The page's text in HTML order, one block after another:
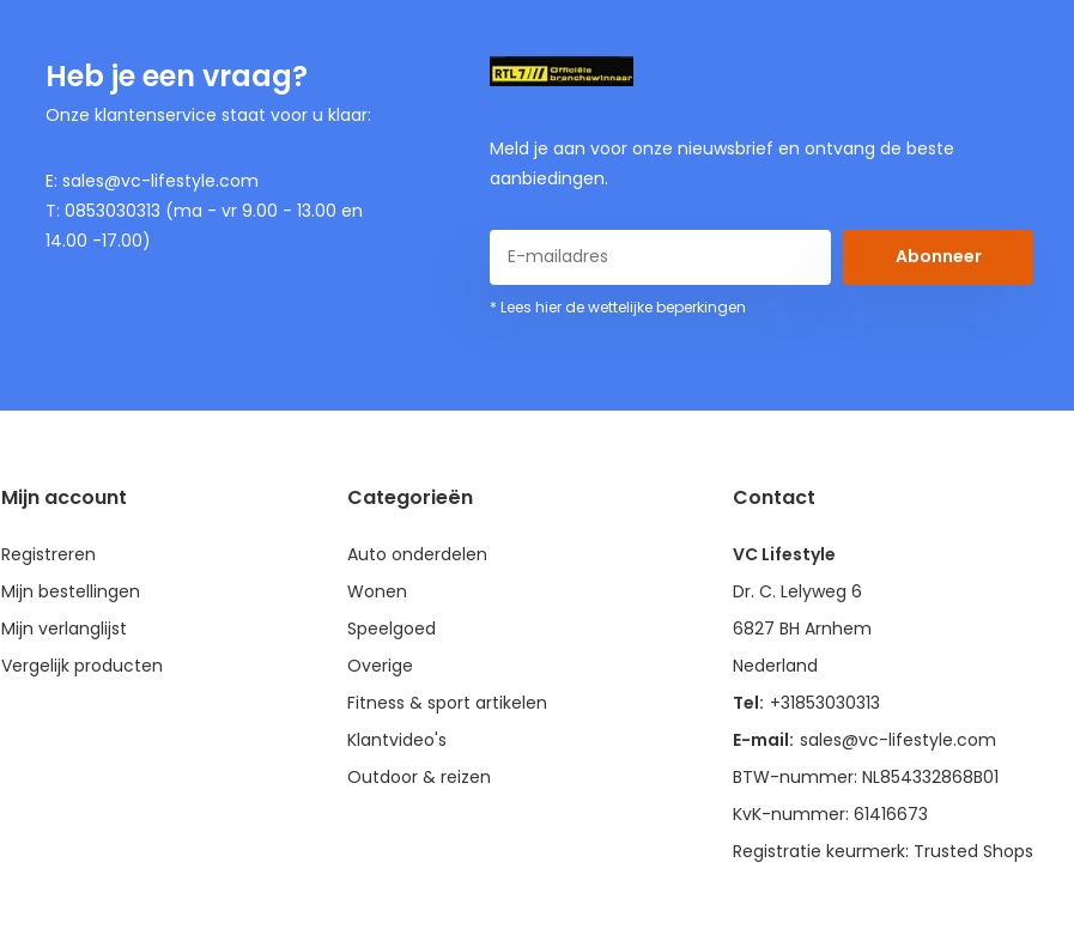
Heb je een vraag?
Onze klantenservice staat voor u klaar:
E: sales@vc-lifestyle.com
T: 0853030313 (ma - vr 9.00 - 13.00 en
14.00 -17.00)
Meld je aan voor onze nieuwsbrief en ontvang de beste
aanbiedingen.
Abonneer
* Lees hier de wettelijke beperkingen
Mijn account
Registreren
Mijn bestellingen
Mijn verlanglijst
Vergelijk producten
Categorieën
Auto onderdelen
Wonen
Speelgoed
Overige
Fitness & sport artikelen
Klantvideo's
Outdoor & reizen
Contact
VC Lifestyle
Dr. C. Lelyweg 6
6827 BH Arnhem
Nederland
Tel: +31853030313
E-mail: sales@vc-lifestyle.com
BTW-nummer: NL854332868B01
KvK-nummer: 61416673
Registratie keurmerk: Trusted Shops